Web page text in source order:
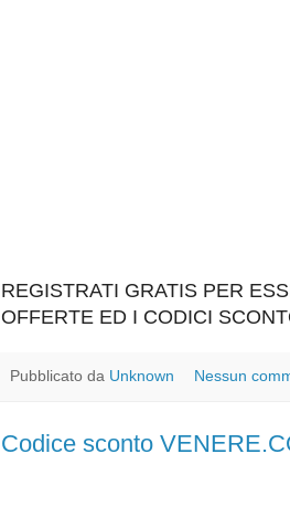
REGISTRATI GRATIS PER
OFFERTE ED I CODICI
Pubblicato da Unknown Nessun
Codice sconto